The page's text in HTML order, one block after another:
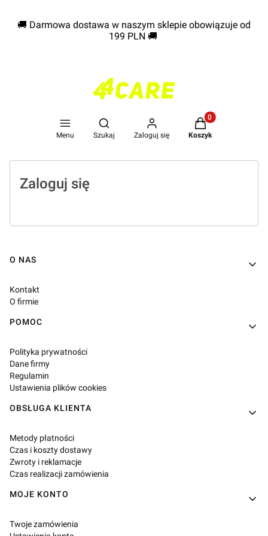
🚚 Darmowa dostawa w naszym sklepie obowiązuje od
199 PLN 🚚
Menu
Otwórz wyszukiwarkę
Szukaj Zaloguj się
Produkty w
Koszyk
Zaloguj się
Linki w stopce
O NAS
Kontakt
O firmie
POMOC
Polityka prywatności
Dane firmy
Regulamin
Ustawienia plików cookies
OBSŁUGA KLIENTA
Metody płatności
Czas i koszty dostawy
Zwroty i reklamacje
Czas realizacji zamówienia
MOJE KONTO
Twoje zamówienia